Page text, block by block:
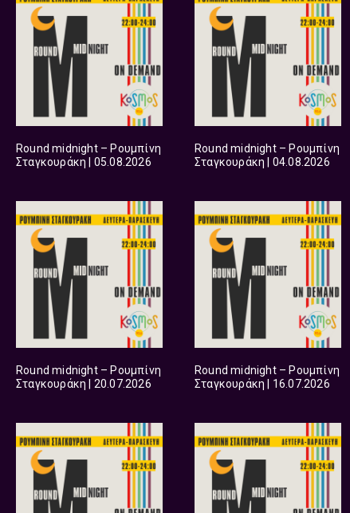
Round midnight – Ρουμπίνη
Σταγκουράκη | 05.08.2026
Round midnight – Ρουμπίνη
Σταγκουράκη | 04.08.2026
Round midnight – Ρουμπίνη
Σταγκουράκη | 20.07.2026
Round midnight – Ρουμπίνη
Σταγκουράκη | 16.07.2026